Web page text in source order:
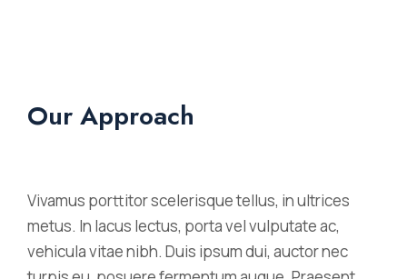
Our Approach
Vivamus porttitor scelerisque tellus, in ultrices
metus. In lacus lectus, porta vel vulputate ac,
vehicula vitae nibh. Duis ipsum dui, auctor nec